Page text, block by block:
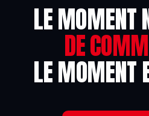
LE MOMENT
DE
LE MOMENT